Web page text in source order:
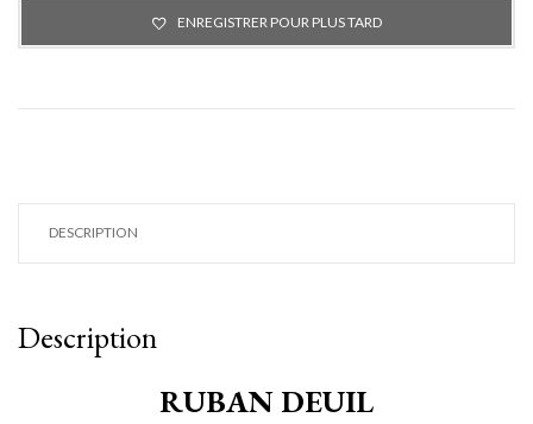
ENREGISTRER POUR PLUS TARD
DESCRIPTION
Description
RUBAN DEUIL